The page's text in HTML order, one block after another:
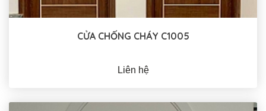
CỬA CHỐNG CHÁY C1005
Liên hệ